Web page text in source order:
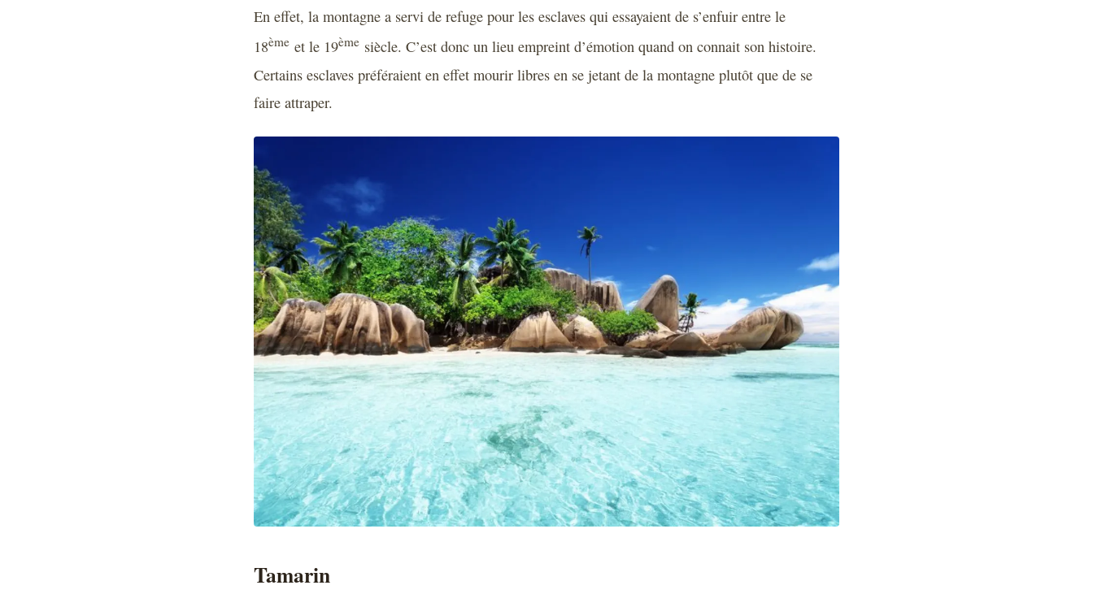
En effet, la montagne a servi de refuge pour les esclaves qui essayaient de s’enfuir entre le
18ème et le 19ème siècle. C’est donc un lieu empreint d’émotion quand on connait son histoire.
Certains esclaves préféraient en effet mourir libres en se jetant de la montagne plutôt que de se
faire attraper.
Tamarin